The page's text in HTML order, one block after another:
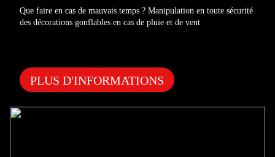
Que faire en cas de mauvais temps ? Manipulation en toute sécurité
des décorations gonflables en cas de pluie et de vent
PLUS D'INFORMATIONS